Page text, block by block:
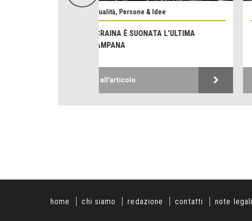
Attualità, Persone & Idee
''VUOTO A CREDERE'' DI ENZO ROMEO
Vai all'articolo
home chi siamo redazione contatti note legali